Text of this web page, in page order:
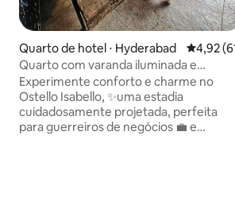
Quarto de hotel ⋅ Hyderabad 4,92 de
4,92
Quarto com varanda iluminada e
artística | Isabel Café abaixo!
Experimente conforto e charme no
Ostello Isabello, ✨uma estadia
cuidadosamente projetada, perfeita
para guerreiros de negócios 💼 e